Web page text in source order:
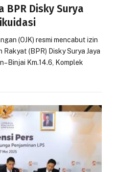
BPR Disky Surya
(OJK) resmi mencabut izin
(BPR) Disky Surya Jaya
Km.14.6, Komplek